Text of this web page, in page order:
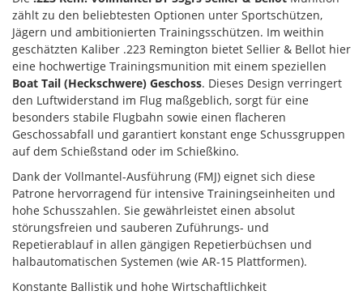
zählt zu den beliebtesten Optionen unter Sportschützen,
Jägern und ambitionierten Trainingsschützen. Im weithin
geschätzten Kaliber .223 Remington bietet Sellier & Bellot hier
eine hochwertige Trainingsmunition mit einem speziellen
Boat Tail (Heckschwere) Geschoss. Dieses Design verringert
den Luftwiderstand im Flug maßgeblich, sorgt für eine
besonders stabile Flugbahn sowie einen flacheren
Geschossabfall und garantiert konstant enge Schussgruppen
auf dem Schießstand oder im Schießkino.
Dank der Vollmantel-Ausführung (FMJ) eignet sich diese
Patrone hervorragend für intensive Trainingseinheiten und
hohe Schusszahlen. Sie gewährleistet einen absolut
störungsfreien und sauberen Zuführungs- und
Repetierablauf in allen gängigen Repetierbüchsen und
halbautomatischen Systemen (wie AR-15 Plattformen).
Konstante Ballistik und hohe Wirtschaftlichkeit